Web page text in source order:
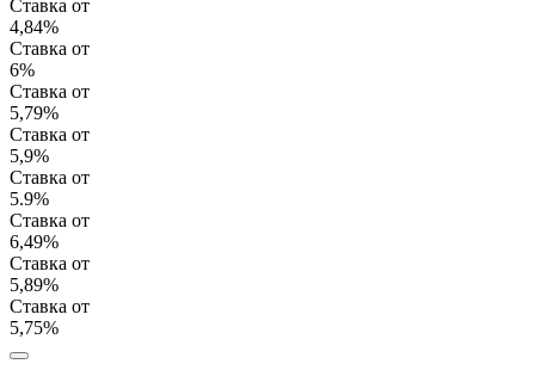
Ставка от
4,84%
Ставка от
6%
Ставка от
5,79%
Ставка от
5,9%
Ставка от
5.9%
Ставка от
6,49%
Ставка от
5,89%
Ставка от
5,75%